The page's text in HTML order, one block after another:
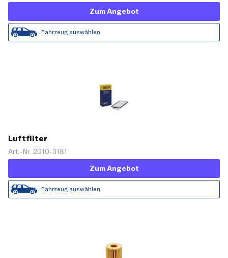
Zum Angebot
Fahrzeug auswählen
Luftfilter
Art.-Nr. 2010-3181
Zum Angebot
Fahrzeug auswählen